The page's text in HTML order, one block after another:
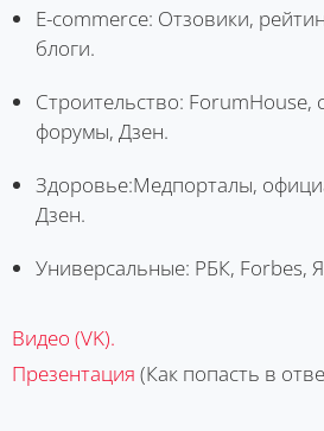
E-commerce: Отзовики,
блоги.
Строительство: ForumHouse,
форумы, Дзен.
Здоровье:Медпорталы,
Дзен.
Универсальные: РБК, Forbes,
Видео (VK).
Презентация (Как попасть в